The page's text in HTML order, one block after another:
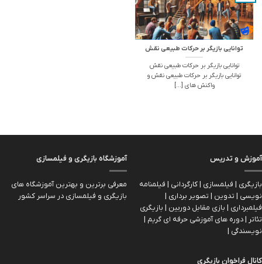
توانایی بازیگر بر حرکات طبیعی نقش
توانایی بازیگر بر حرکات طبیعی نقش
توانایی بازیگر بر حرکات طبیعی نقش و
واکنش های [...]
آموزش و تدریس
بازیگری | فیلمسازی | کارگردانی | فیلمنامه
نویسی | تدوین | تصویر برداری |
فیلمبرداری | بازی مقابل دوربین | بازیگري
تئاتر | دوره های آموزشی حرفه ای گریم |
نویسندگی |
آموزشگاه بازیگری و فیلمسازی
معرفی برترین و بهترین آموزشگاه های
بازیگری و فیلمسازی در سراسر کشور
کانال فراخوان بازیگری